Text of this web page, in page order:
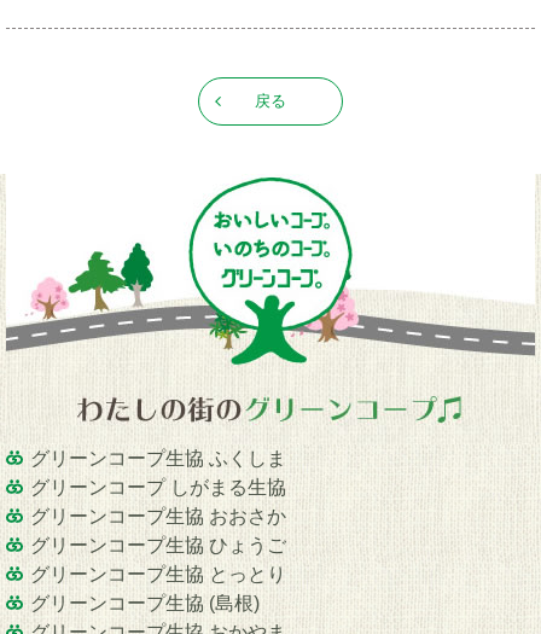
戻る
グリーンコープ生協 ふくしま
グリーンコープ しがまる生協
グリーンコープ生協 おおさか
グリーンコープ生協 ひょうご
グリーンコープ生協 とっとり
グリーンコープ生協 (島根)